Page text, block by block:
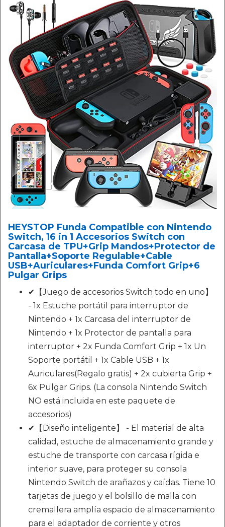
HEYSTOP Funda Compatible con Nintendo
Switch, 16 in 1 Accesorios Switch con
Carcasa de TPU+Grip Mandos+Protector de
Pantalla+Soporte Regulable+Cable
USB+Auriculares+Funda Comfort Grip+6
Pulgar Grips
✔【Juego de accesorios Switch todo en uno】
- 1x Estuche portátil para interruptor de
Nintendo + 1x Carcasa del interruptor de
Nintendo + 1x Protector de pantalla para
interruptor + 2x Funda Comfort Grip + 1x Un
Soporte portátil + 1x Cable USB + 1x
Auriculares(Regalo gratis) + 2x cubierta Grip +
6x Pulgar Grips. (La consola Nintendo Switch
NO está incluida en este paquete de
accesorios)
✔【Diseño inteligente】 - El material de alta
calidad, estuche de almacenamiento grande y
estuche de transporte con carcasa rígida e
interior suave, para proteger su consola
Nintendo Switch de arañazos y caídas. Tiene 10
tarjetas de juego y el bolsillo de malla con
cremallera amplía espacio de almacenamiento
para el adaptador de corriente y otros